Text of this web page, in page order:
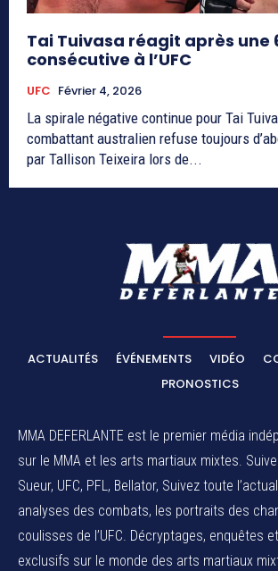
Tai Tuivasa réagit après une
consécutive à l’UFC
UFC Février 4, 2026
La spirale négative continue pour Tai
combattant australien refuse toujours
par Tallison Teixeira lors de...
ACTUALITÉS ÉVÉNEMENTS VIDÉO
PRONOSTICS
MMA DEFERLANTE est le premier média
sur le MMA et les arts martiaux mixtes.
Sueur, UFC, PFL, Bellator, Suivez toute
analyses des combats, les portraits des
coulisses de l’UFC. Décryptages, enquêtes
exclusifs sur le monde des arts martiaux